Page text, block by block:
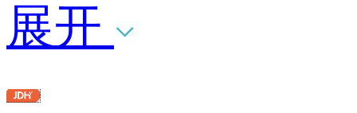
展开